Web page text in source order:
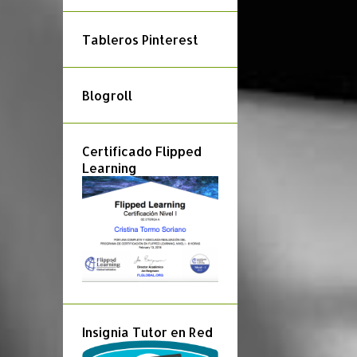
CARNAVAL
CIFRADO
CIFRADO AMERICANO
CÍRCULO DE QUINTAS
COLOCACIÓN ACORDES
COMPOSICIÓN
COMPOSITORES
Tableros Pinterest
Blogroll
Certificado Flipped
Learning
Insignia Tutor en Red